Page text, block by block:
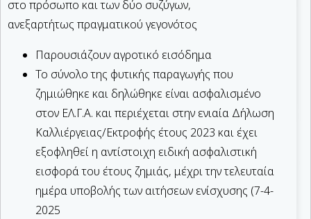
στο πρόσωπο και των δύο συζύγων,
ανεξαρτήτως πραγματικού γεγονότος
Παρουσιάζουν αγροτικό εισόδημα
Το σύνολο της φυτικής παραγωγής που
ζημιώθηκε και δηλώθηκε είναι ασφαλισμένο
στον ΕΛ.Γ.Α. και περιέχεται στην ενιαία Δήλωση
Καλλιέργειας/Εκτροφής έτους 2023 και έχει
εξοφληθεί η αντίστοιχη ειδική ασφαλιστική
εισφορά του έτους ζημιάς, μέχρι την τελευταία
ημέρα υποβολής των αιτήσεων ενίσχυσης (7-4-
2025